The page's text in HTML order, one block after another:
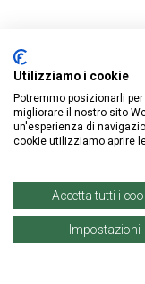
Utilizziamo i cookie
Potremmo posizionarli
migliorare il nostro sito
un'esperienza di
cookie utilizziamo aprire
Accetta tutti i
Impostazioni